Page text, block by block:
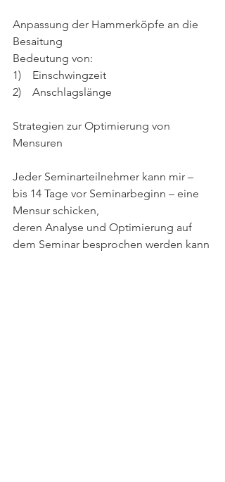
Anpassung der Hammerköpfe an die
Besaitung
Bedeutung von:
1)    Einschwingzeit
2)    Anschlagslänge
Strategien zur Optimierung von
Mensuren
Jeder Seminarteilnehmer kann mir –
bis 14 Tage vor Seminarbeginn – eine
Mensur schicken,
deren Analyse und Optimierung auf
dem Seminar besprochen werden kann